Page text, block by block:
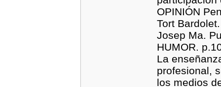
OPINIÓN
Tort
Josep Ma.
HUMOR.
La
profesional,
los medios